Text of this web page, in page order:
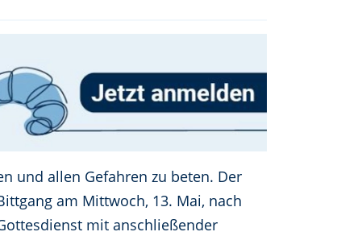
und allen Gefahren zu beten. Der
am Mittwoch, 13. Mai, nach
mit anschließender